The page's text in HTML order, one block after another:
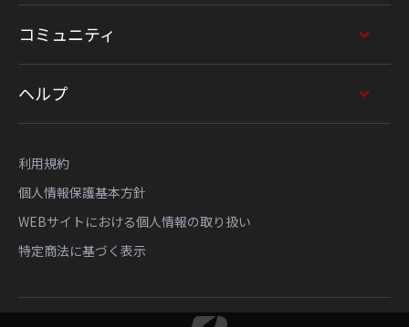
コミュニティ
ヘルプ
利用規約
個人情報保護基本方針
WEBサイトにおける個人情報の取り扱い
特定商法に基づく表示